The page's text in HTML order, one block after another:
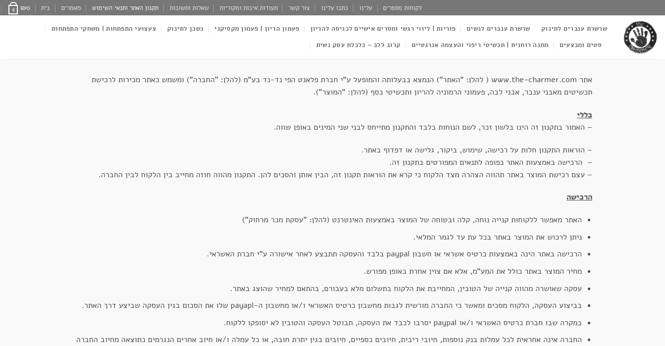
to
content
לקוחות מספרים עלינו כתבו עלינו צור קשר תעודות איכות ומקוריות שאלות ותשובות תקנון האתר ותנאי השימוש מאמרים בית ₪0
0
שרשרת ענברים לתינוק שרשרת ענברים לנשים פוריות | ליווי רגשי ומסרים אישיים לכניסה להריון פעמון הריון | פעמון מקסיקני נשכן לתינוק
צעצועי התפתחות | משחקי התפתחות
סטים ומבצעים
מתנה רוחנית | תכשיטי ריפוי והעצמה אנרגטיים קרוב ללב – כלכלת עסק נשית
אתר www.the-charmer.com ( להלן: "האתר") הנמצא בבעלותה והמופעל ע"י חברת פלאנט הפי נד-נד בע"מ (להלן: "החברה") ומשמש כאתר מכירות לרכישת
תכשיטים מאבני ענבר, אבני לבה, פעמוני הרמוניה להריון ותכשיטי כסף (להלן: "המוצר").
כללי
– האמור בתקנון זה הינו בלשון זכר, לשם הנוחות בלבד והתקנון מתייחס לבני שני המינים באופן שווה.
– הוראות התקנון חלות על רכישה, שימוש, ביקור, גלישה או דפדוף באתר.
– הרכישה באמצעות האתר כפופה לתנאים המפורטים בתקנון זה.
– עצם רכישת המוצר באתר תהווה הצהרה מצד הלקוח כי קרא את הוראות תקנון זה, הבין אותן והסכים להן. התקנון מהווה חוזה מחייב בין הלקוח לבין החברה.
הרכישה
האתר מאפשר ללקוחות קנייה נוחה, קלה ובטוחה של המוצר באמצעות האינטרנט (להלן: "עסקת מכר מרחוק")
ניתן לרכוש את המוצר באתר בכל עת עד לגמר המלאי.
הרכישה באתר הינה באמצעות כרטיס אשראי או חשבון paypal בלבד והעסקה תתבצע לאחר אישורה ע"י חברת האשראי.
מחיר המוצר באתר כולל את המע"מ, אלא אם צוין אחרת באופן מפורש.
עסקה שאושרה מהווה קנייה של הטובין, המחייבת את הלקוח בתשלום מלא בעבורם, בהתאם למחיר שהוצג באתר.
בביצוע העסקה, הלקוח מסכים ומאשר כי החברה מורשית לגבות מחשבון כרטיס האשראי ו/או מחשבון ה-payapl שלו את הסכום בגין העסקה שביצע דרך האתר.
במקרה שבו חברת כרטיס האשראי ו/או paypal יסרבו לכבד את העסקה, תבוטל העסקה והטובין לא יסופקו ללקוח.
החברה אינה אחראית לכל עמלות בנק נוספות, חיובי ריבית, חיובים כספיים, חיובים בגין יתרת חובה, או כל עמלה ו/או חיוב אחרים הנגרמים כתוצאה מחיוב החברה